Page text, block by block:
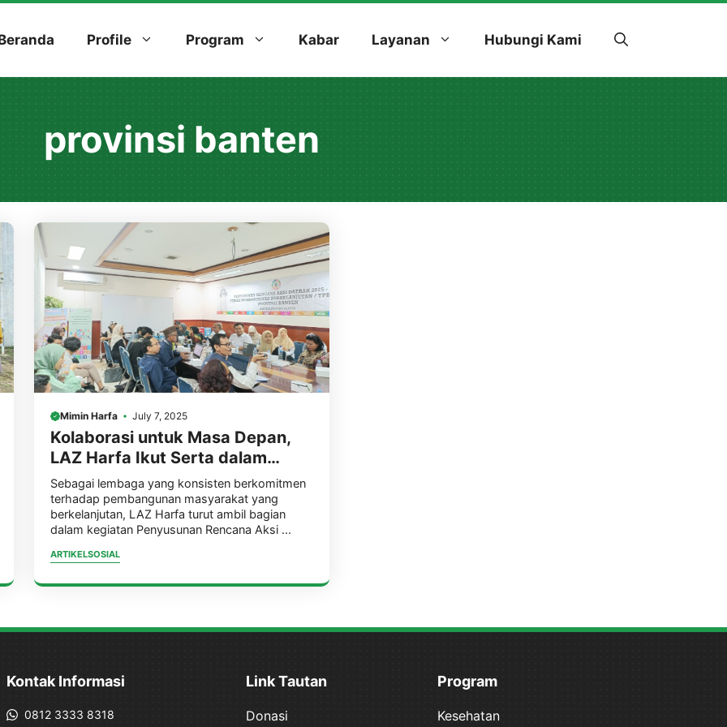
Profile Program Kabar Layanan Hubungi Kami
provinsi banten
Mimin Harfa July 7, 2025
Kolaborasi untuk Masa Depan,
LAZ Harfa Ikut Serta dalam
Penyusunan Rencana Aksi
Daerah (RAD) 2025–2030, untuk
Tujuan Pembangunan
Berkelanjutan Provinsi Banten.
Sebagai lembaga yang konsisten berkomitmen
terhadap pembangunan masyarakat yang
berkelanjutan, LAZ Harfa turut ambil bagian
dalam kegiatan Penyusunan Rencana Aksi ...
ARTIKELSOSIAL
Kontak Informasi
0812 3333 8318
Link Tautan
Donasi
Program
Kesehatan